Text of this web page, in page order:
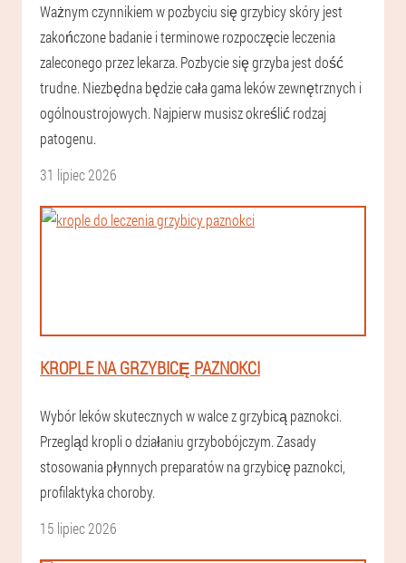
Ważnym czynnikiem w pozbyciu się grzybicy skóry jest
zakończone badanie i terminowe rozpoczęcie leczenia
zaleconego przez lekarza. Pozbycie się grzyba jest dość
trudne. Niezbędna będzie cała gama leków zewnętrznych i
ogólnoustrojowych. Najpierw musisz określić rodzaj
patogenu.
31 lipiec 2026
KROPLE NA GRZYBICĘ PAZNOKCI
Wybór leków skutecznych w walce z grzybicą paznokci.
Przegląd kropli o działaniu grzybobójczym. Zasady
stosowania płynnych preparatów na grzybicę paznokci,
profilaktyka choroby.
15 lipiec 2026